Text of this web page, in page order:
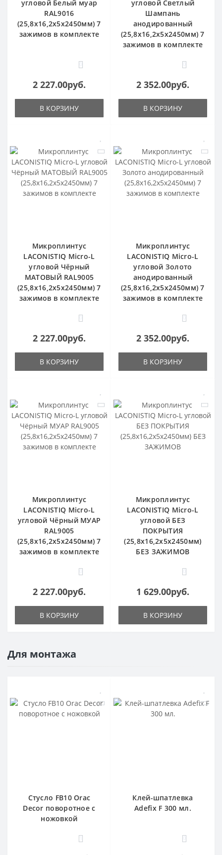
угловой Белый муар
RAL9016
(25,8х16,2х5х2450мм) 7
зажимов в комплекте
0
2 227.00руб.
В КОРЗИНУ
угловой Светлый
Шампань
анодированный
(25,8х16,2х5х2450мм) 7
зажимов в комплекте
0
2 352.00руб.
В КОРЗИНУ
Микроплинтус
LACONISTIQ Micro-L
угловой Чёрный
МАТОВЫЙ RAL9005
(25,8х16,2х5х2450мм) 7
зажимов в комплекте
0
2 227.00руб.
В КОРЗИНУ
Микроплинтус
LACONISTIQ Micro-L
угловой Золото
анодированный
(25,8х16,2х5х2450мм) 7
зажимов в комплекте
0
2 352.00руб.
В КОРЗИНУ
Микроплинтус
LACONISTIQ Micro-L
угловой Чёрный МУАР
RAL9005
(25,8х16,2х5х2450мм) 7
зажимов в комплекте
0
2 227.00руб.
В КОРЗИНУ
Микроплинтус
LACONISTIQ Micro-L
угловой БЕЗ
ПОКРЫТИЯ
(25,8х16,2х5х2450мм)
БЕЗ ЗАЖИМОВ
0
1 629.00руб.
В КОРЗИНУ
Для монтажа
Стусло FB10 Orac
Decor поворотное с
ножовкой
1
Клей-шпатлевка
Adefix F 300 мл.
0